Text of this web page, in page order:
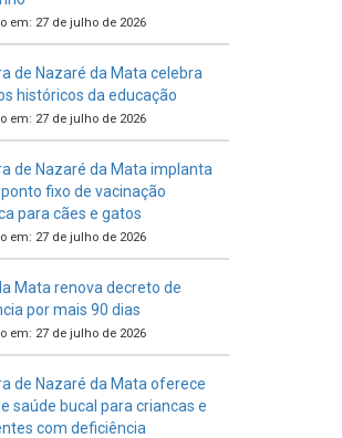
em: 27 de julho de 2026
de Nazaré da Mata celebra
históricos da educação
em: 27 de julho de 2026
de Nazaré da Mata implanta
fixo de vacinação
para cães e gatos
em: 27 de julho de 2026
Mata renova decreto de
por mais 90 dias
em: 27 de julho de 2026
de Nazaré da Mata oferece
saúde bucal para criancas e
com deficiência